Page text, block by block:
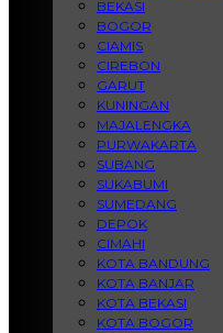
BEKASI
BOGOR
CIAMIS
CIREBON
GARUT
KUNINGAN
MAJALENGKA
PURWAKARTA
SUBANG
SUKABUMI
SUMEDANG
DEPOK
CIMAHI
KOTA BANDUNG
KOTA BANJAR
KOTA BEKASI
KOTA BOGOR